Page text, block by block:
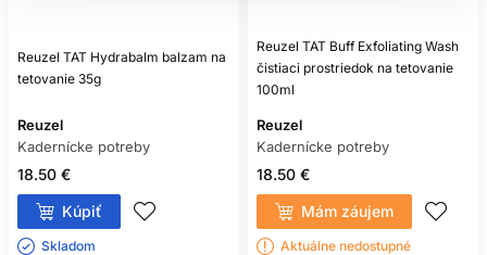
Reuzel TAT Hydrabalm balzam na
tetovanie 35g
Reuzel
Kadernícke potreby
18.50 €
Kúpiť
Skladom ㅤ
Reuzel TAT Buff Exfoliating Wash
čistiaci prostriedok na tetovanie
100ml
Reuzel
Kadernícke potreby
18.50 €
Mám záujem
Aktuálne nedostupné